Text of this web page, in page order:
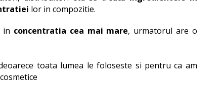
lor in compozitie.
in concentratia cea mai mare, urmatorul are o
toata lumea le foloseste si pentru ca am